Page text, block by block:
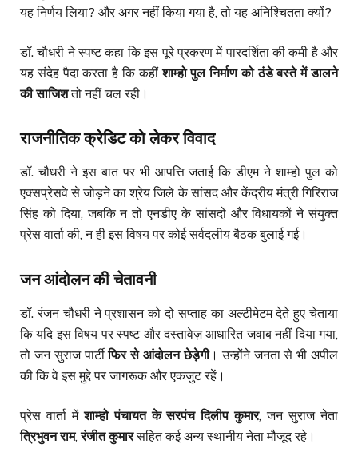
यह निर्णय लिया? और अगर नहीं किया गया है, तो यह अनिश्चितता क्यों?
डॉ. चौधरी ने स्पष्ट कहा कि इस पूरे प्रकरण में पारदर्शिता की कमी है और
यह संदेह पैदा करता है कि कहींशाम्हो पुल निर्माण को ठंडे बस्ते में डालने
की साजिशतो नहीं चल रही।
राजनीतिक क्रेडिट को लेकर विवाद
डॉ. चौधरी ने इस बात पर भी आपत्ति जताई कि डीएम ने शाम्हो पुल को
एक्सप्रेसवे से जोड़ने का श्रेय जिले के सांसद और केंद्रीय मंत्री गिरिराज
सिंह को दिया, जबकि न तो एनडीए के सांसदों और विधायकों ने संयुक्त
प्रेस वार्ता की, न ही इस विषय पर कोई सर्वदलीय बैठक बुलाई गई।
जन आंदोलन की चेतावनी
डॉ. रंजन चौधरी ने प्रशासन को दो सप्ताह का अल्टीमेटम देते हुए चेताया
कि यदि इस विषय पर स्पष्ट और दस्तावेज़ आधारित जवाब नहीं दिया गया,
तो जन सुराज पार्टीफिर से आंदोलन छेड़ेगी। उन्होंने जनता से भी अपील
की कि वे इस मुद्दे पर जागरूक और एकजुट रहें।
प्रेस वार्ता मेंशाम्हो पंचायत के सरपंच दिलीप कुमार, जन सुराज नेता
त्रिभुवन राम,रंजीत कुमारसहित कई अन्य स्थानीय नेता मौजूद रहे।